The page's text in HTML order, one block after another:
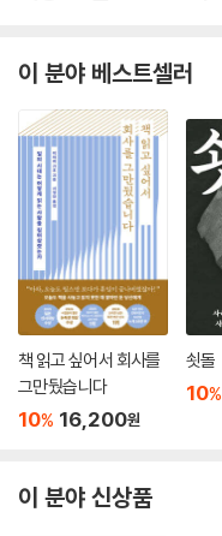
이 분야 베스트셀러
책 읽고 싶어서 회사를
그만뒀습니다
10% 16,200원
쇳돌
10%
이 분야 신상품